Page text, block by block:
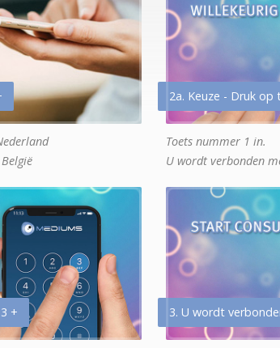
2a. Keuze - Druk op
Toets nummer 1 in.
U wordt verbonden
+ 3. U wordt